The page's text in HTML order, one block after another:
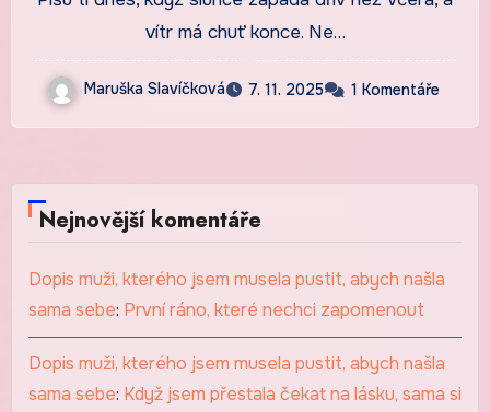
vítr má chuť konce. Ne…
Maruška Slavíčková 7. 11. 2025 1 Komentáře
Nejnovější komentáře
Dopis muži, kterého jsem musela pustit, abych našla
sama sebe: První ráno, které nechci zapomenout
Dopis muži, kterého jsem musela pustit, abych našla
sama sebe: Když jsem přestala čekat na lásku, sama si